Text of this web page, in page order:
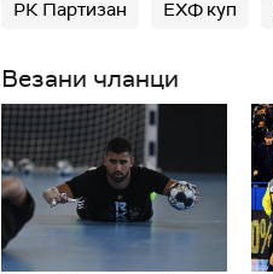
РК Партизан ЕХФ куп
Везани чланци